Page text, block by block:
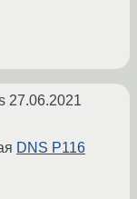
27.06.2021
DNS P116